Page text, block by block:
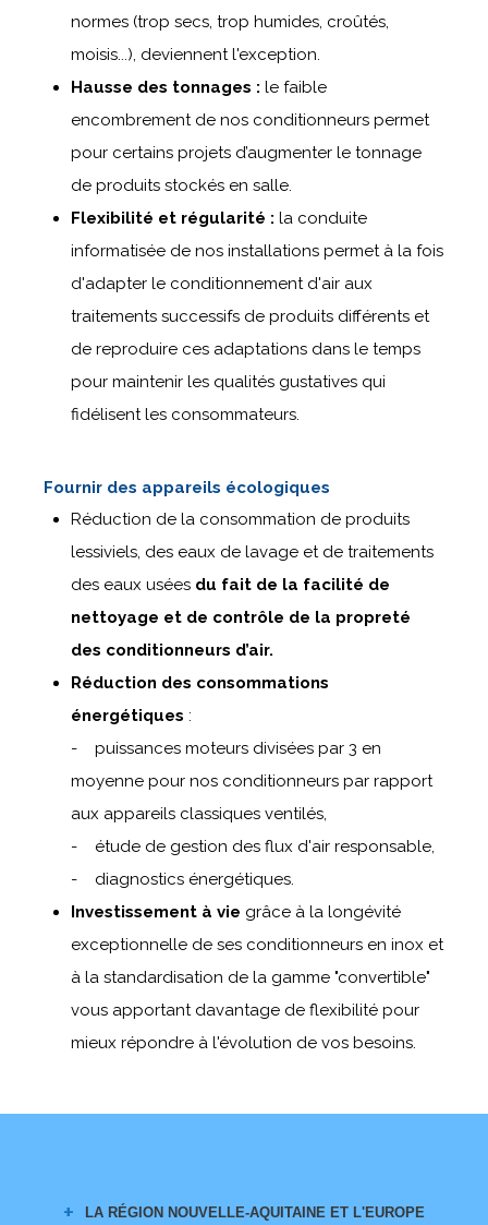
LA RÉGION NOUVELLE-AQUITAINE ET L'EUROPE
normes (trop secs, trop humides, croûtés,
moisis...), deviennent l'exception.
Hausse des tonnages : le faible
encombrement de nos conditionneurs permet
pour certains projets d’augmenter le tonnage
de produits stockés en salle.
Flexibilité et régularité : la conduite
informatisée de nos installations permet à la fois
d'adapter le conditionnement d'air aux
traitements successifs de produits différents et
de reproduire ces adaptations dans le temps
pour maintenir les qualités gustatives qui
fidélisent les consommateurs.
Fournir des appareils écologiques
Réduction de la consommation de produits
lessiviels, des eaux de lavage et de traitements
des eaux usées du fait de la facilité de
nettoyage et de contrôle de la propreté
des conditionneurs d’air.
Réduction des consommations
énergétiques :
- puissances moteurs divisées par 3 en
moyenne pour nos conditionneurs par rapport
aux appareils classiques ventilés,
- étude de gestion des flux d'air responsable,
- diagnostics énergétiques.
Investissement à vie grâce à la longévité
exceptionnelle de ses conditionneurs en inox et
à la standardisation de la gamme "convertible"
vous apportant davantage de flexibilité pour
mieux répondre à l'évolution de vos besoins.